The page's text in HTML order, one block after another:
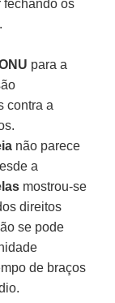
fechando os
para a
contra a
não parece
a
mostrou-se
direitos
se pode
de braços